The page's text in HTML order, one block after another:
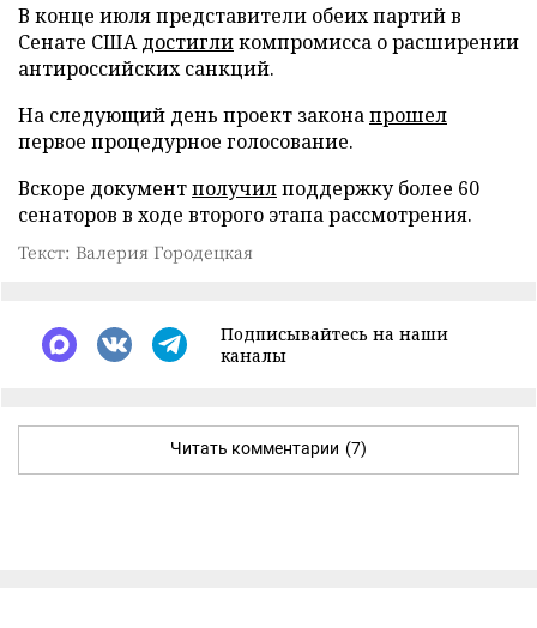
В конце июля представители обеих партий в
Сенате СШАдостигликомпромисса о расширении
антироссийских санкций.
На следующий день проект законапрошел
первое процедурное голосование.
Вскоре документполучилподдержку более 60
сенаторов в ходе второго этапа рассмотрения.
Текст: Валерия Городецкая
Подписывайтесь на наши
каналы
Читать комментарии (7)